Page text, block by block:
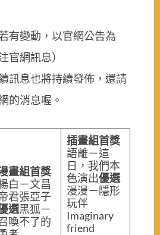
有變動，以官網公告為
官網訊息）
訊息也將持續發佈，還請
的消息喔。
畫組首獎
白－文昌
君張亞子
選黑狐－
喚不了的
插畫組首獎
語離－這
日，我們本
色演出優選
漫漫－隱形
玩伴
Imaginary
friend